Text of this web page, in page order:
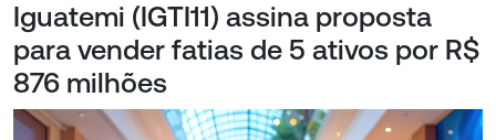
Iguatemi (IGTI11) assina proposta
para vender fatias de 5 ativos por R$
876 milhões